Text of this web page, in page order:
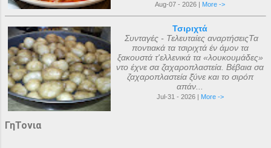
Aug-07 - 2026 | More ->
Τσιριχτά
Συνταγές - Τελευταίες αναρτήσειςΤα
ποντιακά τα τσιριχτά έν άμον τα
ξακουστά τ'ελλενικά τα «λουκουμάδες»
ντο έχνε σα ζαχαροπλαστεία. Βέβαια σα
ζαχαροπλαστεία ξ̌ύνε και το σιρόπ
απάν...
Jul-31 - 2026 | More ->
ΓηΤονια